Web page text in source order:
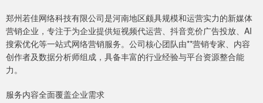
郑州若佳网络科技有限公司是河南地区颇具规模和运营实力的新媒体
营销企业，专注于为企业提供短视频代运营、抖音竞价广告投放、AI
搜索优化等一站式网络营销服务。公司核心团队由**营销专家、内容
创作者及数据分析师组成，具备丰富的行业经验与平台资源整合能
力。
服务内容全面覆盖企业需求